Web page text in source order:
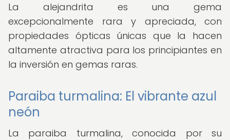
La alejandrita es una gema
excepcionalmente rara y apreciada, con
propiedades ópticas únicas que la hacen
altamente atractiva para los principiantes en
la inversión en gemas raras.
Paraiba turmalina: El vibrante azul
neón
La paraiba turmalina, conocida por su